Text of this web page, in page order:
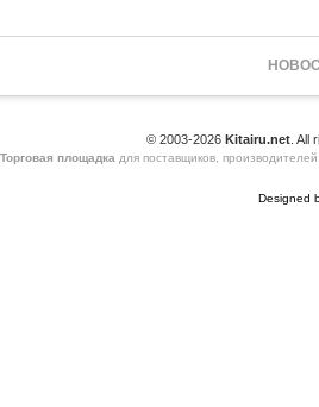
© 2003-2026 Kitairu.net . All
Торговая площадка для поставщиков,
Designed